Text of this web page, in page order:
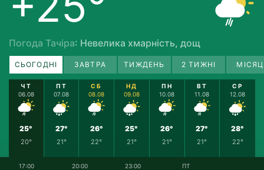
Погода Тачіра: Невелика хмарність, дощ
СЬОГОДНІ ЗАВТРА ТИЖДЕНЬ 2 ТИЖНІ
ЧТ
06.08
25°
20°
ПТ
07.08
27°
21°
СБ
08.08
26°
22°
НД
09.08
25°
21°
ПН
10.08
26°
21°
ВТ
11.08
27°
21°
СР
12.08
28°
22°
17:00 20:00 23:00 ПТ